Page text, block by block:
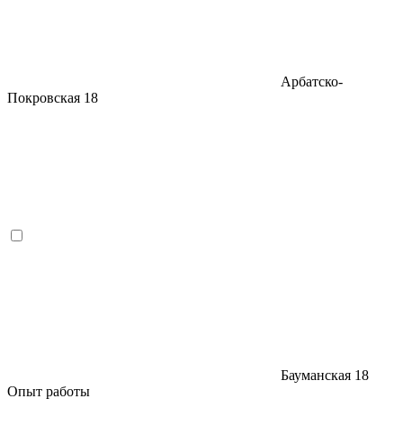
Арбатско-
Покровская 18
Бауманская 18
Опыт работы